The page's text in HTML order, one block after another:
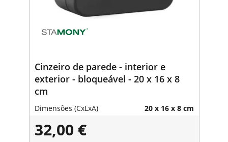
Cinzeiro de parede - interior e
exterior - bloqueável - 20 x 16 x 8
cm
Dimensões (CxLxA) 20 x 16 x 8 cm
32,00 €